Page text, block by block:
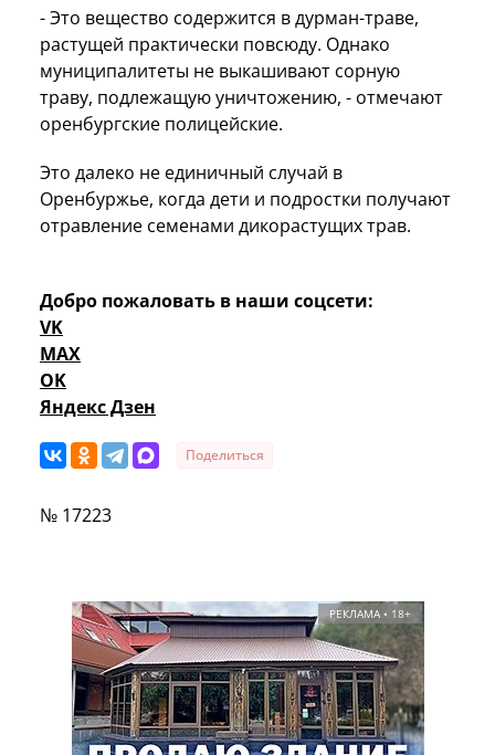
- Это вещество содержится в дурман-траве,
растущей практически повсюду. Однако
муниципалитеты не выкашивают сорную
траву, подлежащую уничтожению, - отмечают
оренбургские полицейские.
Это далеко не единичный случай в
Оренбуржье, когда дети и подростки получают
отравление семенами дикорастущих трав.
Добро пожаловать в наши соцсети:
VK
MAX
OK
Яндекс Дзен
Поделиться
№ 17223
РЕКЛАМА • 18+